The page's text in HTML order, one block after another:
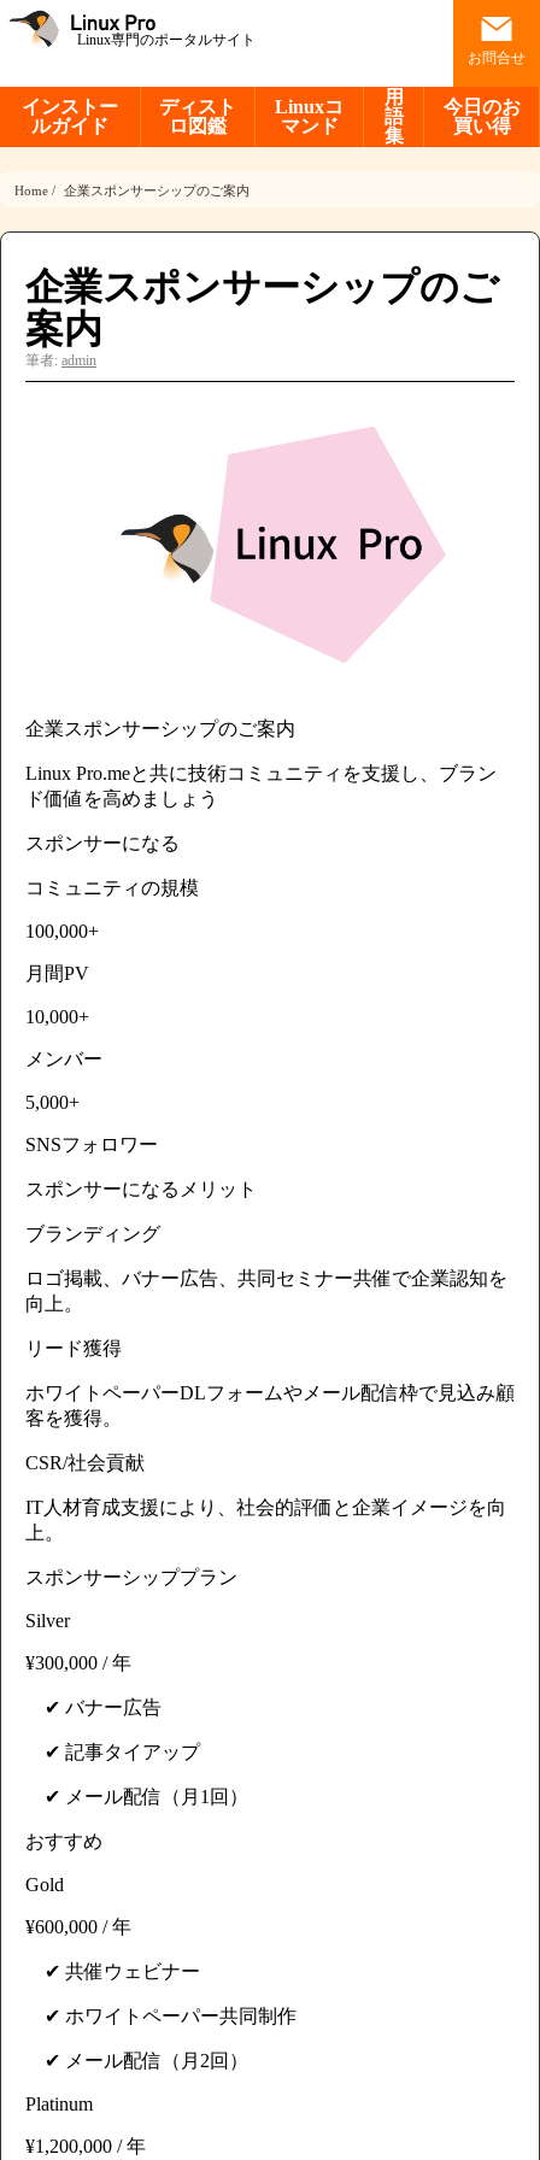
Linux専門のポータルサイト
お問合せ
インストー
ルガイド
ディスト
ロ図鑑
Linuxコ
マンド
用
語
集
今日のお
買い得
Home 企業スポンサーシップのご案内
企業スポンサーシップのご
案内
筆者: admin
企業スポンサーシップのご案内
Linux Pro.meと共に技術コミュニティを支援し、ブラン
ド価値を高めましょう
スポンサーになる
コミュニティの規模
100,000+
月間PV
10,000+
メンバー
5,000+
SNSフォロワー
スポンサーになるメリット
ブランディング
ロゴ掲載、バナー広告、共同セミナー共催で企業認知を
向上。
リード獲得
ホワイトペーパーDLフォームやメール配信枠で見込み顧
客を獲得。
CSR/社会貢献
IT人材育成支援により、社会的評価と企業イメージを向
上。
スポンサーシッププラン
Silver
¥300,000 / 年
✔ バナー広告
✔ 記事タイアップ
✔ メール配信（月1回）
おすすめ
Gold
¥600,000 / 年
✔ 共催ウェビナー
✔ ホワイトペーパー共同制作
✔ メール配信（月2回）
Platinum
¥1,200,000 / 年